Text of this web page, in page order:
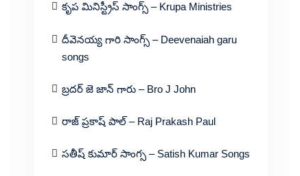
కృప మినిస్ట్రీస్ సాంగ్స్ – Krupa Ministries
దీవెనయ్య గారి సాంగ్స్ – Deevenaiah garu
songs
బ్రదర్ జె జాన్ గారు – Bro J John
రాజ్ ప్రకాష్ పాల్ – Raj Prakash Paul
సతీష్ కుమార్ సాంగ్స – Satish Kumar Songs